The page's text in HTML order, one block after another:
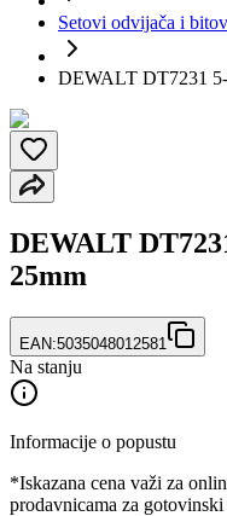
Setovi odvijača i
DEWALT DT7231
DEWALT
25mm
EAN:5035048012581
Na stanju
Informacije o popustu
*Iskazana cena važi za
prodavnicama za gotovinski